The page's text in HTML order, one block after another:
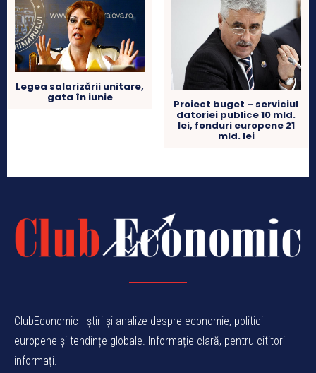
Legea salarizării unitare,
gata în iunie
Proiect buget – serviciul
datoriei publice 10 mld.
lei, fonduri europene 21
mld. lei
ClubEconomic - știri și analize despre economie, politici
europene și tendințe globale. Informație clară, pentru cititori
informați.